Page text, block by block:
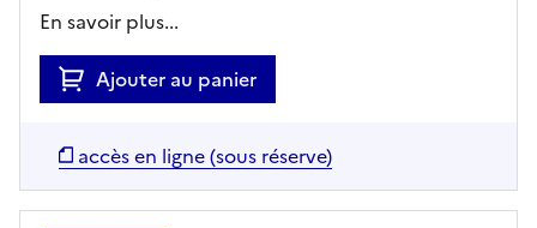
En savoir plus...
Ajouter au panier
accès en ligne (sous réserve)